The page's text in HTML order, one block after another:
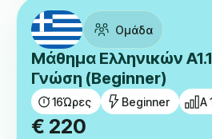
Ομάδα
Μάθημα Ελληνικών
Γνώση (Beginner)
16Ώρες Beginner A
€ 220